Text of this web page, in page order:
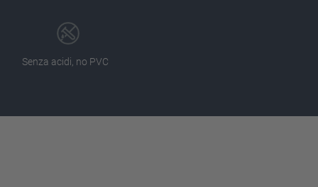
Senza acidi, no PVC